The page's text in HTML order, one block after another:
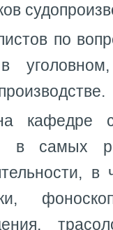
по
кафедре
в самых